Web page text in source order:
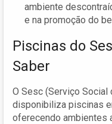
ambiente
e na promoção do
Piscinas do
Saber
O Sesc (Serviço Social
disponibiliza piscinas
oferecendo ambientes